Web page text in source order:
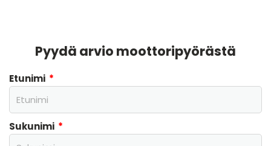
Pyydä arvio moottoripyörästä
Etunimi
Sukunimi